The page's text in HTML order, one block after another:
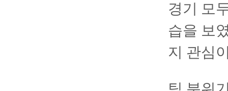
경기 모
습을 보
지 관심